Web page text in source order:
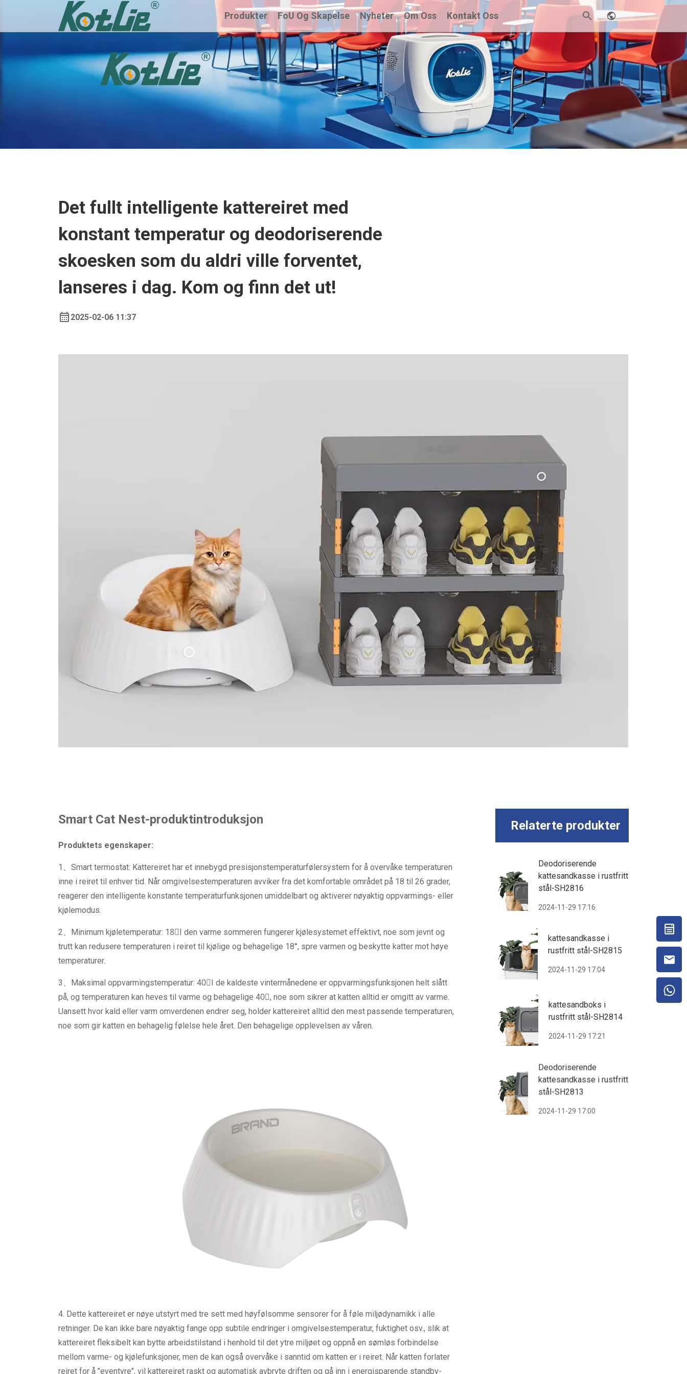
Produkter FoU Og Skapelse Nyheter Om Oss Kontakt Oss
Det fullt intelligente kattereiret med
konstant temperatur og deodoriserende
skoesken som du aldri ville forventet,
lanseres i dag. Kom og finn det ut!
2025-02-06 11:37
Smart Cat Nest-produktintroduksjon
Produktets egenskaper:
1、Smart termostat: Kattereiret har et innebygd presisjonstemperaturfølersystem for å overvåke temperaturen
inne i reiret til enhver tid. Når omgivelsestemperaturen avviker fra det komfortable området på 18 til 26 grader,
reagerer den intelligente konstante temperaturfunksjonen umiddelbart og aktiverer nøyaktig oppvarmings- eller
kjølemodus.
2、Minimum kjøletemperatur: 18゚I den varme sommeren fungerer kjølesystemet effektivt, noe som jevnt og
trutt kan redusere temperaturen i reiret til kjølige og behagelige 18°, spre varmen og beskytte katter mot høye
temperaturer.
3、Maksimal oppvarmingstemperatur: 40゚I de kaldeste vintermånedene er oppvarmingsfunksjonen helt slått
på, og temperaturen kan heves til varme og behagelige 40゚, noe som sikrer at katten alltid er omgitt av varme.
Uansett hvor kald eller varm omverdenen endrer seg, holder kattereiret alltid den mest passende temperaturen,
noe som gir katten en behagelig følelse hele året. Den behagelige opplevelsen av våren.
4. Dette kattereiret er nøye utstyrt med tre sett med høyfølsomme sensorer for å føle miljødynamikk i alle
retninger. De kan ikke bare nøyaktig fange opp subtile endringer i omgivelsestemperatur, fuktighet osv., slik at
kattereiret fleksibelt kan bytte arbeidstilstand i henhold til det ytre miljøet og oppnå en sømløs forbindelse
mellom varme- og kjølefunksjoner, men de kan også overvåke i sanntid om katten er i reiret. Når katten forlater
reiret for å "eventyre", vil kattereiret raskt og automatisk avbryte driften og gå inn i energisparende standby-
Relaterte produkter
Deodoriserende
kattesandkasse i rustfritt
stål-SH2816
2024-11-29 17:16
kattesandkasse i
rustfritt stål-SH2815
2024-11-29 17:04
kattesandboks i
rustfritt stål-SH2814
2024-11-29 17:21
Deodoriserende
kattesandkasse i rustfritt
stål-SH2813
2024-11-29 17:00